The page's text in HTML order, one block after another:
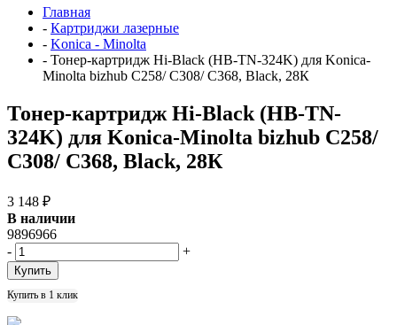
Главная
- Картриджи лазерные
- Konica - Minolta
- Тонер-картридж Hi-Black (HB-TN-324K) для Konica-
Minolta bizhub C258/ C308/ C368, Black, 28К
Тонер-картридж Hi-Black (HB-TN-
324K) для Konica-Minolta bizhub C258/
C308/ C368, Black, 28К
3 148 ₽
В наличии
9896966
-
+
Купить в 1 клик